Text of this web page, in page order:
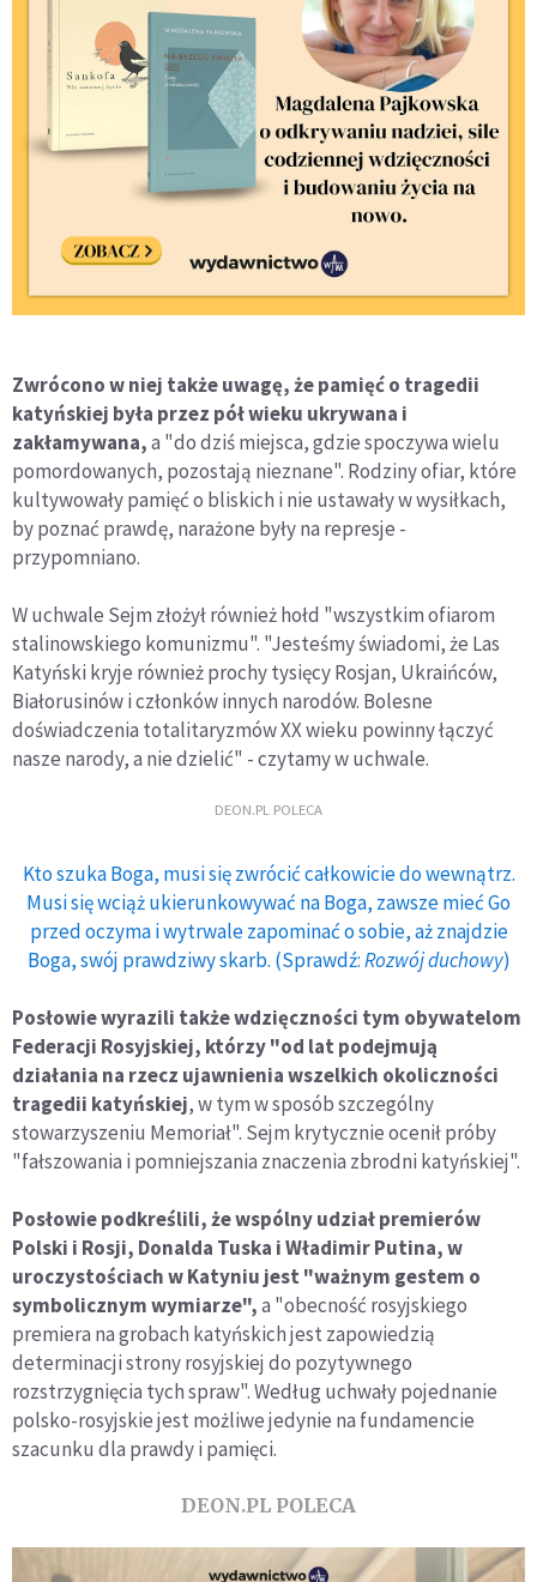
Zwrócono w niej także uwagę, że pamięć o tragedii
katyńskiej była przez pół wieku ukrywana i
zakłamywana,a "do dziś miejsca, gdzie spoczywa wielu
pomordowanych, pozostają nieznane". Rodziny ofiar, które
kultywowały pamięć o bliskich i nie ustawały w wysiłkach,
by poznać prawdę, narażone były na represje -
przypomniano.
W uchwale Sejm złożył również hołd "wszystkim ofiarom
stalinowskiego komunizmu". "Jesteśmy świadomi, że Las
Katyński kryje również prochy tysięcy Rosjan, Ukraińców,
Białorusinów i członków innych narodów. Bolesne
doświadczenia totalitaryzmów XX wieku powinny łączyć
nasze narody, a nie dzielić" - czytamy w uchwale.
DEON.PL POLECA
Kto szuka Boga, musi się zwrócić całkowicie do wewnątrz.
Musi się wciąż ukierunkowywać na Boga, zawsze mieć Go
przed oczyma i wytrwale zapominać o sobie, aż znajdzie
Boga, swój prawdziwy skarb. (Sprawdź:Rozwój duchowy)
Posłowie wyrazili także wdzięczności tym obywatelom
Federacji Rosyjskiej, którzy "od lat podejmują
działania na rzecz ujawnienia wszelkich okoliczności
tragedii katyńskiej, w tym w sposób szczególny
stowarzyszeniu Memoriał". Sejm krytycznie ocenił próby
"fałszowania i pomniejszania znaczenia zbrodni katyńskiej".
Posłowie podkreślili, że wspólny udział premierów
Polski i Rosji, Donalda Tuska i Władimir Putina, w
uroczystościach w Katyniu jest "ważnym gestem o
symbolicznym wymiarze",a "obecność rosyjskiego
premiera na grobach katyńskich jest zapowiedzią
determinacji strony rosyjskiej do pozytywnego
rozstrzygnięcia tych spraw". Według uchwały pojednanie
polsko-rosyjskie jest możliwe jedynie na fundamencie
szacunku dla prawdy i pamięci.
DEON.PL POLECA